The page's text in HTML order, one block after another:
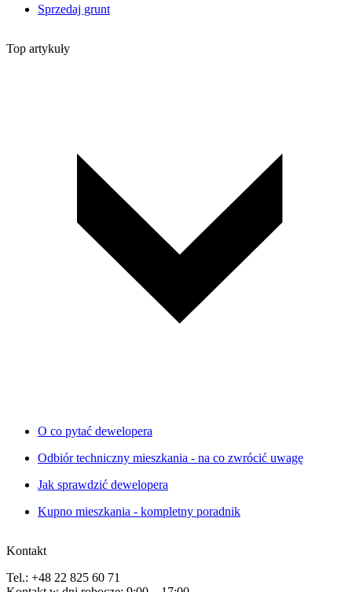
Sprzedaj grunt
Top artykuły
O co pytać dewelopera
Odbiór techniczny mieszkania - na co zwrócić uwagę
Jak sprawdzić dewelopera
Kupno mieszkania - kompletny poradnik
Kontakt
Tel.: +48 22 825 60 71